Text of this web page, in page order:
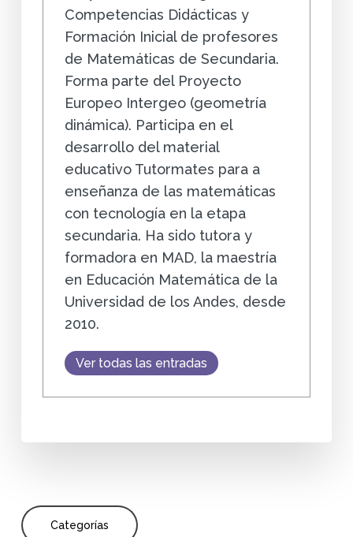
Competencias Didácticas y
Formación Inicial de profesores
de Matemáticas de Secundaria.
Forma parte del Proyecto
Europeo Intergeo (geometría
dinámica). Participa en el
desarrollo del material
educativo Tutormates para a
enseñanza de las matemáticas
con tecnología en la etapa
secundaria. Ha sido tutora y
formadora en MAD, la maestría
en Educación Matemática de la
Universidad de los Andes, desde
2010.
Ver todas las entradas
Categorías